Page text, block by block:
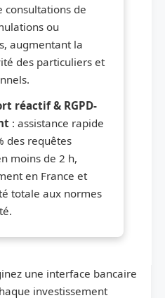
consultations de
ou
augmentant la
des particuliers et
réactif & RGPD-
: assistance rapide
des requêtes
moins de 2 h,
en France et
totale aux normes
une interface bancaire
investissement